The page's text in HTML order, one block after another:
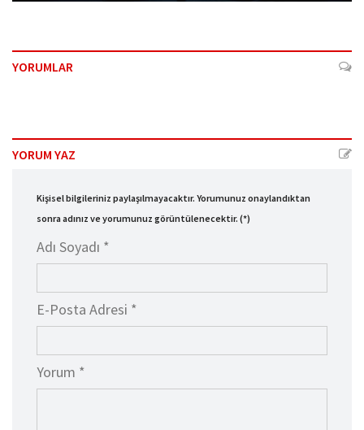
YORUMLAR
YORUM YAZ
Kişisel bilgileriniz paylaşılmayacaktır. Yorumunuz onaylandıktan
sonra adınız ve yorumunuz görüntülenecektir. (*)
Adı Soyadı *
E-Posta Adresi *
Yorum *